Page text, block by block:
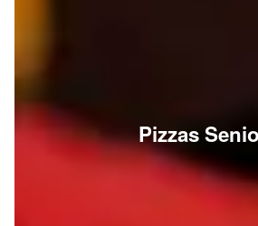
Pizzas